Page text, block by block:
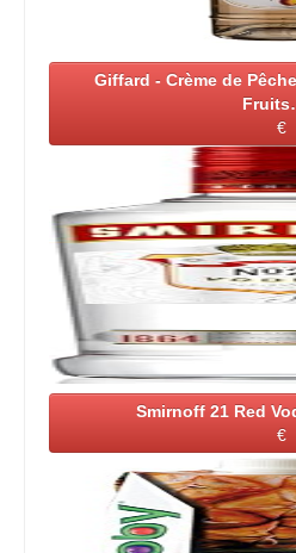
Giffard - Crème de
€
Smirnoff 21 Red
€